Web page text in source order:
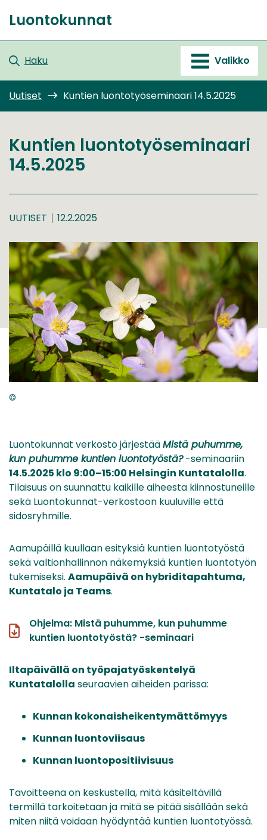
sisältöön
Etusivu
Luontokunnat
Haku Valikko
Uutiset Kuntien luontotyöseminaari 14.5.2025
Kuntien luontotyöseminaari
14.5.2025
UUTISET 12.2.2025
©
Luontokunnat verkosto järjestääMistä puhumme,
kun puhumme kuntien luontotyöstä?-seminaariin
14.5.2025 klo 9:00–15:00 Helsingin Kuntatalolla.
Tilaisuus on suunnattu kaikille aiheesta kiinnostuneille
sekä Luontokunnat-verkostoon kuuluville että
sidosryhmille.
Aamupäillä kuullaan esityksiä kuntien luontotyöstä
sekä valtionhallinnon näkemyksiä kuntien luontotyön
tukemiseksi. Aamupäivä on hybriditapahtuma,
Kuntatalo ja Teams.
Ohjelma: Mistä puhumme, kun puhumme
kuntien luontotyöstä? -seminaari
Iltapäivällä on työpajatyöskentelyä
Kuntatalolla seuraavien aiheiden parissa:
Kunnan kokonaisheikentymättömyys
Kunnan luontoviisaus
Kunnan luontopositiivisuus
Tavoitteena on keskustella, mitä käsiteltävillä
termillä tarkoitetaan ja mitä se pitää sisällään sekä
miten niitä voidaan hyödyntää kuntien luontotyössä.